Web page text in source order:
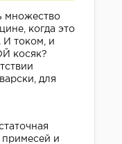
множество
когда это
И током, и
косяк?
для
и